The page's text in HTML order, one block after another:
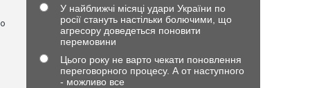
У найближчі місяці удари України по
росії стануть настільки болючими, що
агресору доведеться поновити
перемовини
Цього року не варто чекати поновлення
переговорного процесу. А от наступного
- можливо все